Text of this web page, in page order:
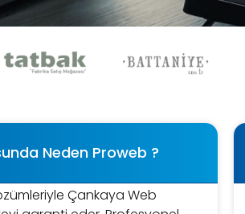
Neden Proweb ?
Çankaya Web